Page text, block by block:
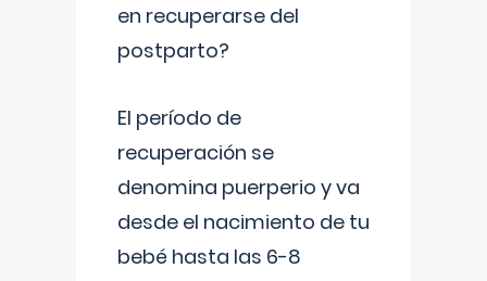
en recuperarse del
postparto?
El período de
recuperación se
denomina puerperio y va
desde el nacimiento de tu
bebé hasta las 6-8